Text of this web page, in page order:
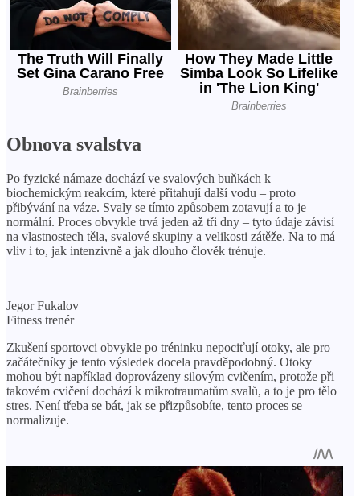
Obnova svalstva
Po fyzické námaze dochází ve svalových buňkách k
biochemickým reakcím, které přitahují další vodu – proto
přibývání na váze. Svaly se tímto způsobem zotavují a to je
normální. Proces obvykle trvá jeden až tři dny – tyto údaje závisí
na vlastnostech těla, svalové skupiny a velikosti zátěže. Na to má
vliv i to, jak intenzivně a jak dlouho člověk trénuje.
Jegor Fukalov
Fitness trenér
Zkušení sportovci obvykle po tréninku nepociťují otoky, ale pro
začátečníky je tento výsledek docela pravděpodobný. Otoky
mohou být například doprovázeny silovým cvičením, protože při
takovém cvičení dochází k mikrotraumatům svalů, a to je pro tělo
stres. Není třeba se bát, jak se přizpůsobíte, tento proces se
normalizuje.